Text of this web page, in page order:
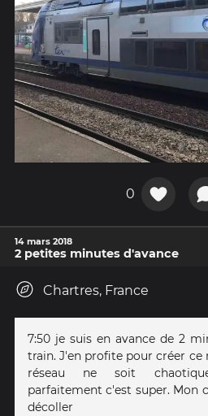
0
14 mars 2018
2 petites minutes d'avance
Chartres, France
7:50 je suis en avance de 2
train. J'en profite pour créer
réseau ne soit
parfaitement c'est super. Mon
décoller